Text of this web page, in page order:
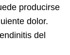
producirse
dolor.
del